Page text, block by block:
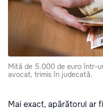
Mită de 5.000 de euro într-
avocat, trimis în judecată.
Mai exact, apărătorul ar